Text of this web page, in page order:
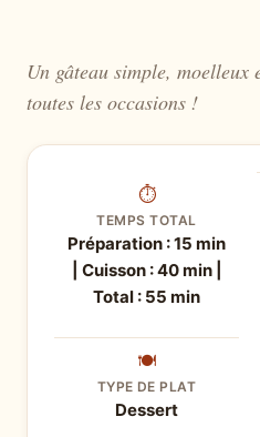
Un gâteau simple,
toutes les occasions !
⏱
TEMPS TOTAL
Préparation : 15 min
| Cuisson : 40 min |
Total : 55 min
🍽
TYPE DE PLAT
Dessert